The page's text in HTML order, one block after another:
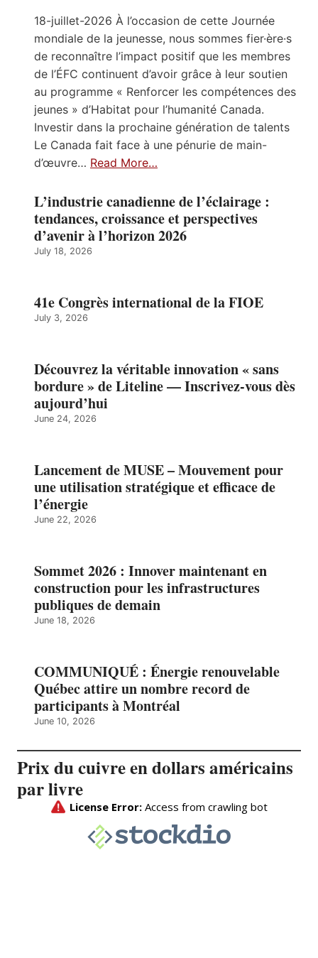
18-juillet-2026 À l’occasion de cette Journée
mondiale de la jeunesse, nous sommes fier·ère·s
de reconnaître l’impact positif que les membres
de l’ÉFC continuent d’avoir grâce à leur soutien
au programme « Renforcer les compétences des
jeunes » d’Habitat pour l’humanité Canada.
Investir dans la prochaine génération de talents
Le Canada fait face à une pénurie de main-
d’œuvre… Read More…
L’industrie canadienne de l’éclairage :
tendances, croissance et perspectives
d’avenir à l’horizon 2026
July 18, 2026
41e Congrès international de la FIOE
July 3, 2026
Découvrez la véritable innovation « sans
bordure » de Liteline — Inscrivez-vous dès
aujourd’hui
June 24, 2026
Lancement de MUSE – Mouvement pour
une utilisation stratégique et efficace de
l’énergie
June 22, 2026
Sommet 2026 : Innover maintenant en
construction pour les infrastructures
publiques de demain
June 18, 2026
COMMUNIQUÉ : Énergie renouvelable
Québec attire un nombre record de
participants à Montréal
June 10, 2026
Prix du cuivre en dollars américains
par livre